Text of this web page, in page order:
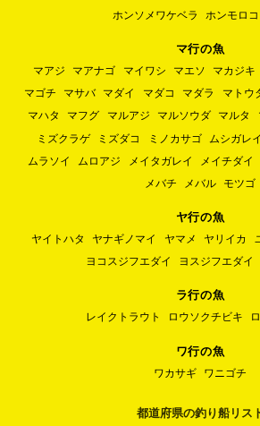
ホンソメワケベラ
ホンモロコ
マ行の魚
マアジ マアナゴ マイワシ マエソ マカジキ
マゴチ
マサバ マダイ マダコ マダラ マトウ
マハタ
マフグ マルアジ マルソウダ マルタ
ミズクラゲ
ミズダコ ミノカサゴ ムシガレイ
ムラソイ
ムロアジ メイタガレイ メイチダイ
メバチ
メバル モツゴ
ヤ行の魚
ヤイトハタ ヤナギノマイ ヤマメ ヤリイカ
ヨコスジフエダイ
ヨスジフエダイ
ラ行の魚
レイクトラウト ロウソクチビキ
ワ行の魚
ワカサギ ワニゴチ
都道府県の釣り船リス